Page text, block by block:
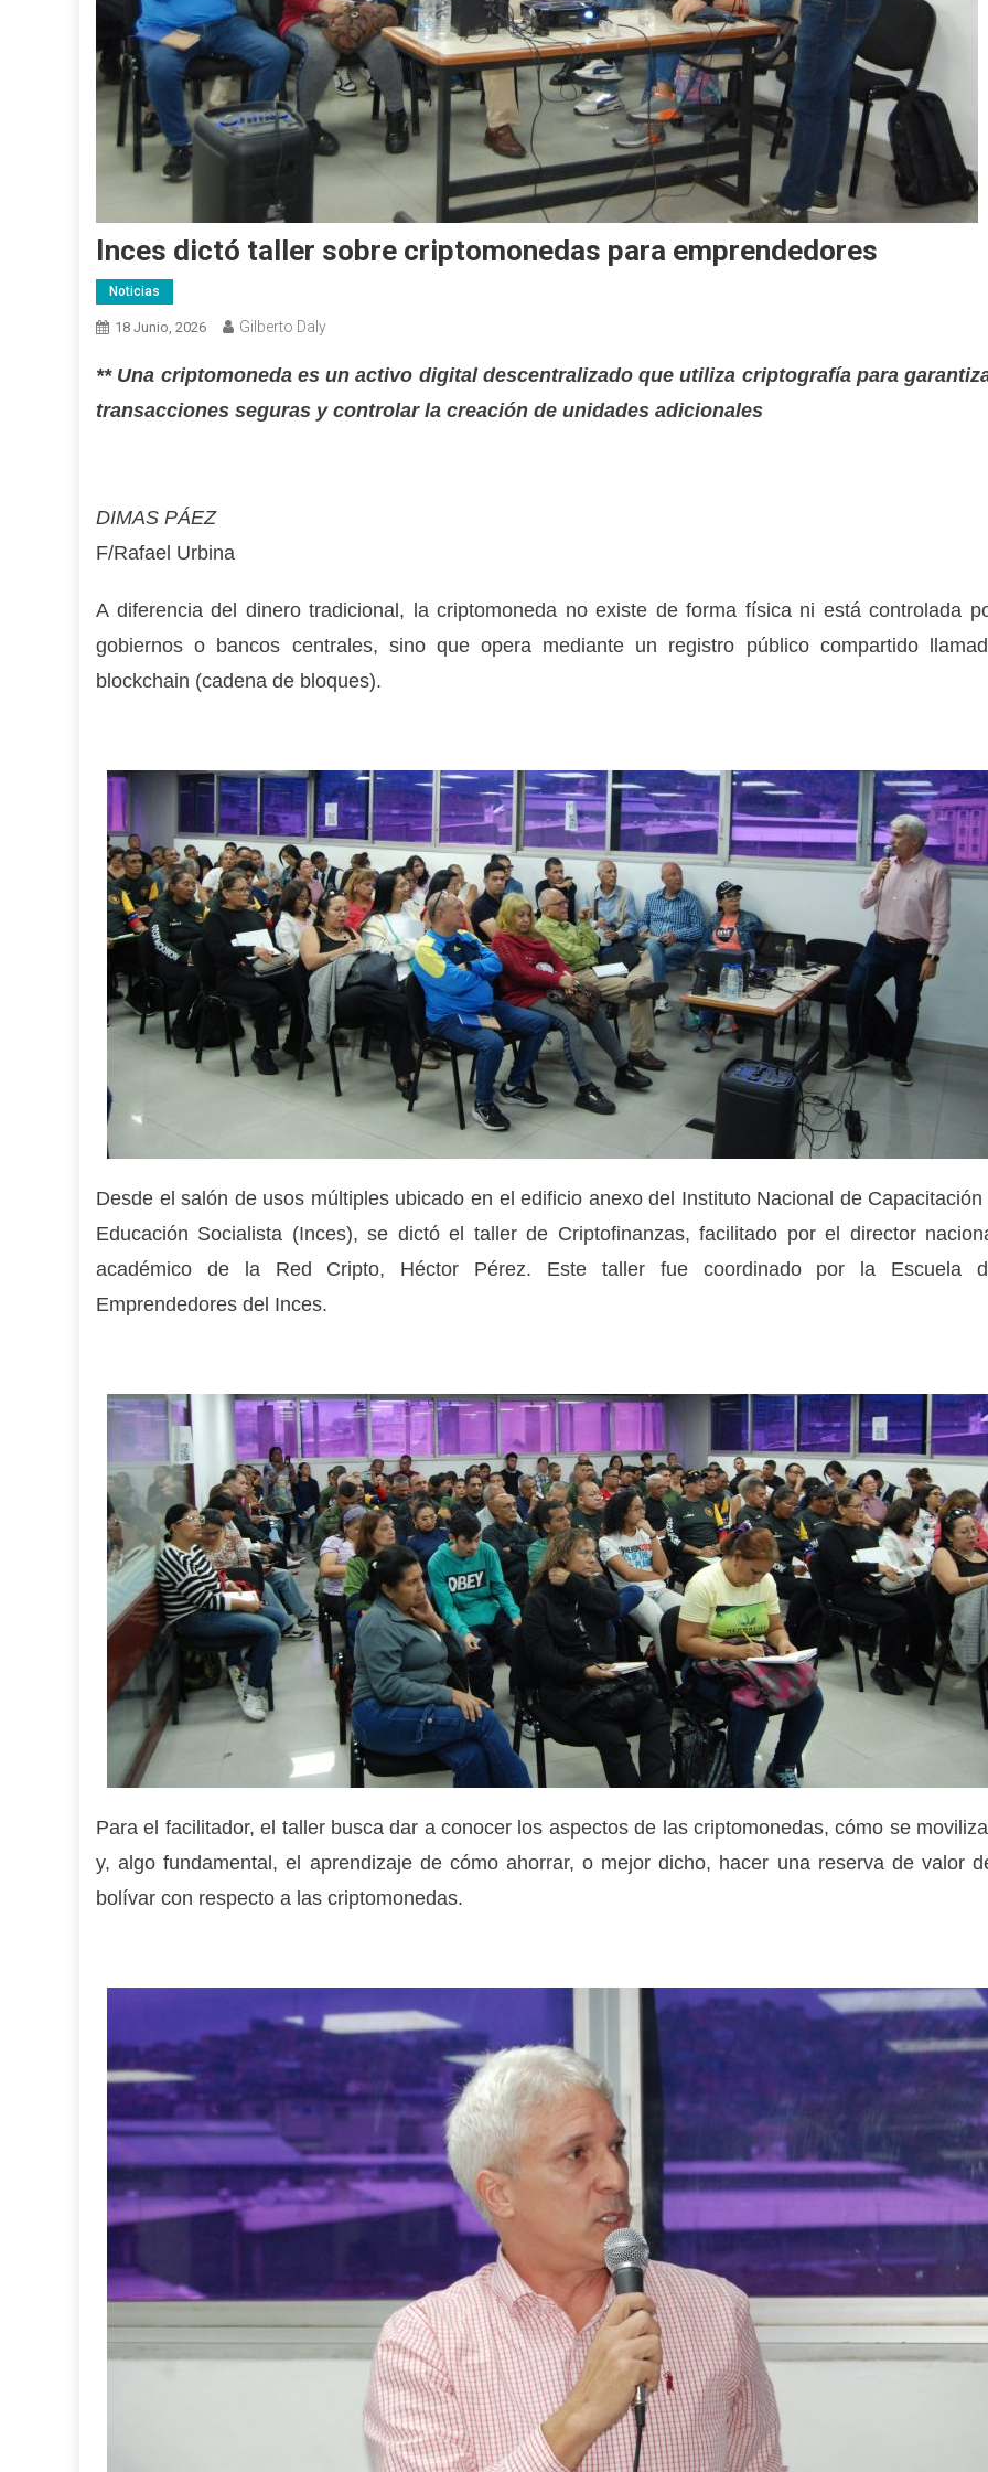
Inces dictó taller sobre criptomonedas para emprendedores
Noticias
18 Junio, 2026 Gilberto Daly
** Una criptomoneda es un activo digital descentralizado que utiliza criptografía para
transacciones seguras y controlar la creación de unidades adicionales
DIMAS PÁEZ
F/Rafael Urbina
A diferencia del dinero tradicional, la criptomoneda no existe de forma física ni está controlada
gobiernos o bancos centrales, sino que opera mediante un registro público compartido
blockchain (cadena de bloques).
Desde el salón de usos múltiples ubicado en el edificio anexo del Instituto Nacional de Capacitación
Educación Socialista (Inces), se dictó el taller de Criptofinanzas, facilitado por el director
académico de la Red Cripto, Héctor Pérez. Este taller fue coordinado por la Escuela
Emprendedores del Inces.
Para el facilitador, el taller busca dar a conocer los aspectos de las criptomonedas, cómo se
y, algo fundamental, el aprendizaje de cómo ahorrar, o mejor dicho, hacer una reserva de valor
bolívar con respecto a las criptomonedas.